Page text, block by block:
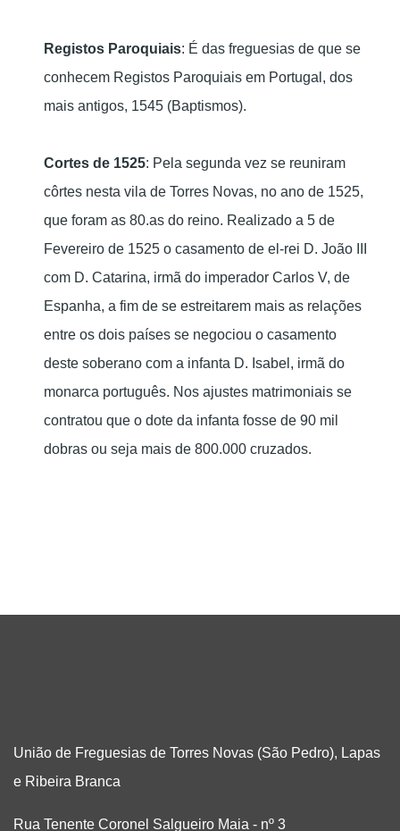
Registos Paroquiais: É das freguesias de que se
conhecem Registos Paroquiais em Portugal, dos
mais antigos, 1545 (Baptismos).
Cortes de 1525: Pela segunda vez se reuniram
côrtes nesta vila de Torres Novas, no ano de 1525,
que foram as 80.as do reino. Realizado a 5 de
Fevereiro de 1525 o casamento de el-rei D. João III
com D. Catarina, irmã do imperador Carlos V, de
Espanha, a fim de se estreitarem mais as relações
entre os dois países se negociou o casamento
deste soberano com a infanta D. Isabel, irmã do
monarca português. Nos ajustes matrimoniais se
contratou que o dote da infanta fosse de 90 mil
dobras ou seja mais de 800.000 cruzados.
União de Freguesias de Torres Novas (São Pedro), Lapas
e Ribeira Branca
Rua Tenente Coronel Salgueiro Maia - nº 3